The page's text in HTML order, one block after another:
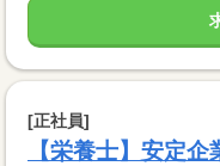
[正社員]
【栄養士】安定